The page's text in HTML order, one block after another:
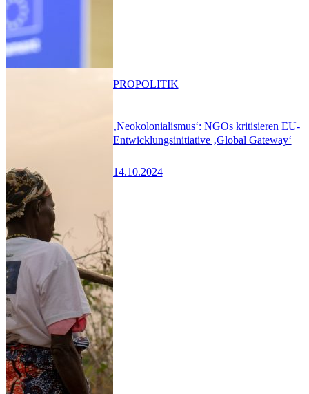
‚Neokolonialismus‘: NGOs kritisieren EU-
Entwicklungsinitiative ‚Global Gateway‘
14.10.2024
PROPOLITIK